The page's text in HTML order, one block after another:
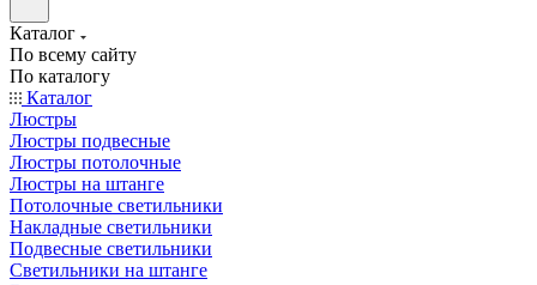
Каталог
По всему сайту
По каталогу
Каталог
Люстры
Люстры подвесные
Люстры потолочные
Люстры на штанге
Потолочные светильники
Накладные светильники
Подвесные светильники
Светильники на штанге